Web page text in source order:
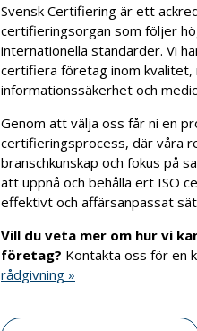
Svensk Certifiering är ett
certifieringsorgan som följer
internationella standarder. Vi
certifiera företag inom kvalitet,
informationssäkerhet och
Genom att välja oss får ni en
certifieringsprocess, där våra
branschkunskap och fokus på
att uppnå och behålla ert ISO
effektivt och affärsanpassat
Vill du veta mer om hur vi
företag? Kontakta oss för en
rådgivning »